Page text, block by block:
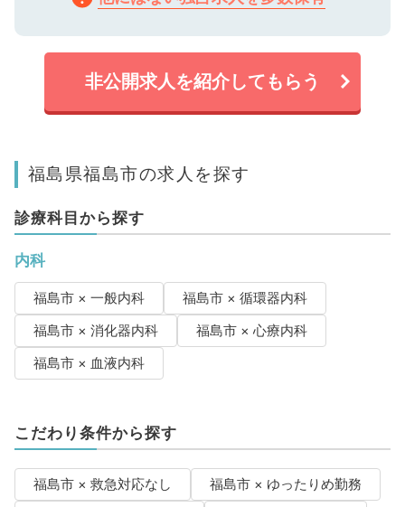
非公開求人を紹介してもらう
福島県福島市の求人を探す
診療科目から探す
内科
福島市 × 一般内科
福島市 × 循環器内科
福島市 × 消化器内科
福島市 × 心療内科
福島市 × 血液内科
こだわり条件から探す
福島市 × 救急対応なし
福島市 × ゆったりめ勤務